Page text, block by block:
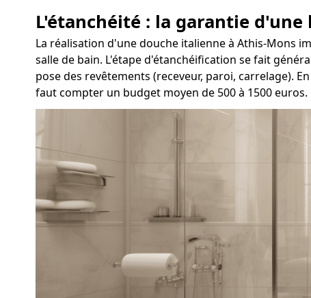
L'étanchéité : la garantie
La réalisation d'une douche italienne à Athis-Mons
salle de bain. L'étape d'étanchéification se fait
pose des revêtements (receveur, paroi, carrelage).
faut compter un budget moyen de 500 à 1500 euros.